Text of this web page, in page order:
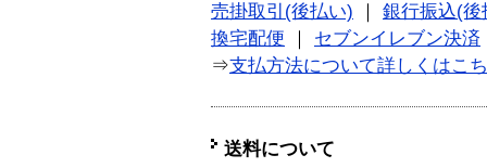
売掛取引(後払い)
銀行振込(後
換宅配便
セブンイレブン決済
⇒支払方法について詳しくはこ
送料について